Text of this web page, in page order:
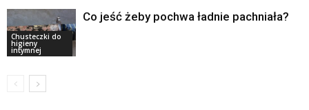
Chusteczki do
higieny
intymnej
Co jeść żeby pochwa ładnie pachniała?